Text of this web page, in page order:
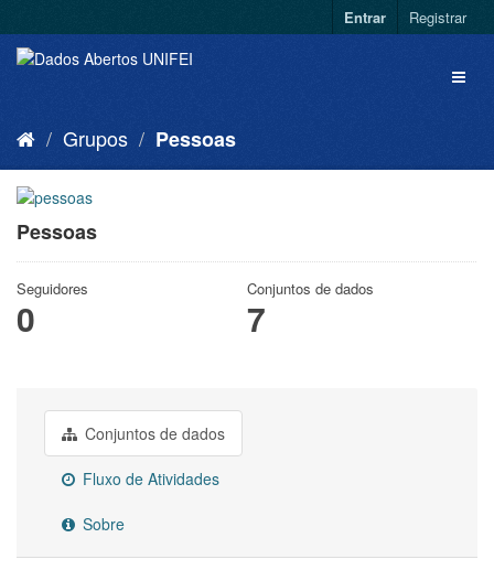
Entrar Registrar
Grupos Pessoas
Pessoas
Seguidores
0
Conjuntos de dados
7
Conjuntos de dados
Fluxo de Atividades
Sobre